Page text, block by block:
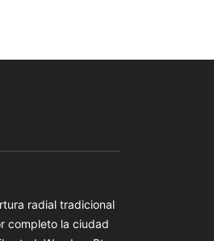
radial tradicional
completo la ciudad